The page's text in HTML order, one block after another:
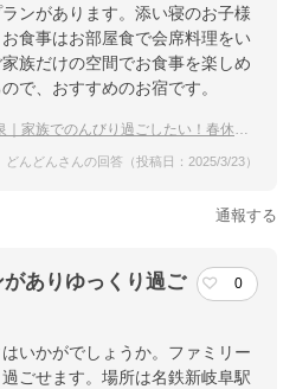
ンがあります。添い寝のお子様
食事はお部屋食で会席料理をい
族だけの空間でお食事を楽しめ
で、おすすめのお宿です。
でのんびり過ごしたい！春休みにおすすめの宿は？
どんどんさんの回答（投稿日：2025/3/23）
通報する
ありゆっくり過ご
0
いかがでしょうか。ファミリー
ごせます。場所は名鉄新岐阜駅